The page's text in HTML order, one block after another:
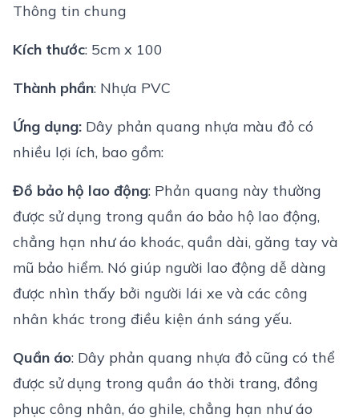
Thông tin chung
Kích thước: 5cm x 100
Thành phần: Nhựa PVC
Ứng dụng: Dây phản quang nhựa màu đỏ có
nhiều lợi ích, bao gồm:
Đồ bảo hộ lao động: Phản quang này thường
được sử dụng trong quần áo bảo hộ lao động,
chẳng hạn như áo khoác, quần dài, găng tay và
mũ bảo hiểm. Nó giúp người lao động dễ dàng
được nhìn thấy bởi người lái xe và các công
nhân khác trong điều kiện ánh sáng yếu.
Quần áo: Dây phản quang nhựa đỏ cũng có thể
được sử dụng trong quần áo thời trang, đồng
phục công nhân, áo ghile, chẳng hạn như áo